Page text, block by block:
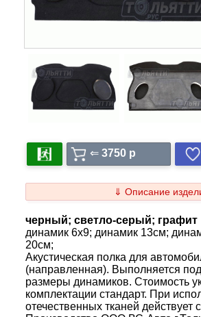
⇐ 3750 p
⇓ Описание
черный; светло-серый; графит
динамик 6x9; динамик 13см;
20см;
Акустическая полка для
(направленная). Выполняется
размеры динамиков. Стоимость
комплектации стандарт. При
отечественных тканей действует